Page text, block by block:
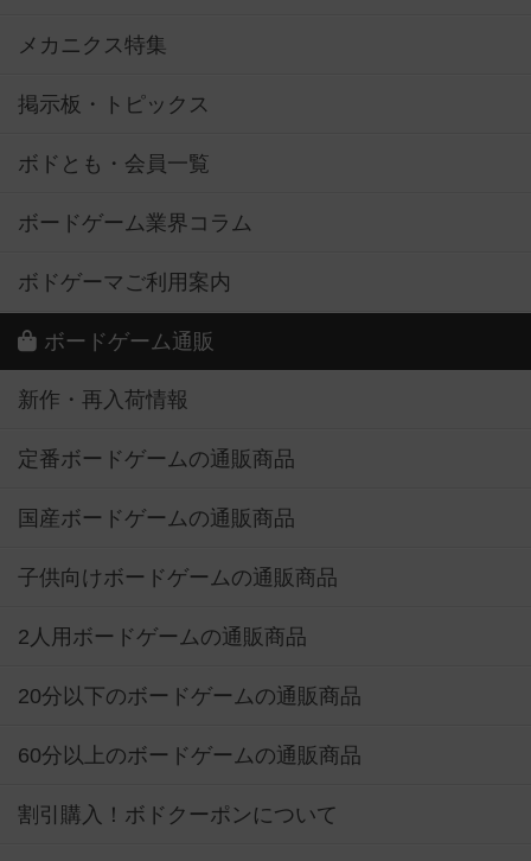
メカニクス特集
掲示板・トピックス
ボドとも・会員一覧
ボードゲーム業界コラム
ボドゲーマご利用案内
ボードゲーム通販
新作・再入荷情報
定番ボードゲームの通販商品
国産ボードゲームの通販商品
子供向けボードゲームの通販商品
2人用ボードゲームの通販商品
20分以下のボードゲームの通販商品
60分以上のボードゲームの通販商品
割引購入！ボドクーポンについて